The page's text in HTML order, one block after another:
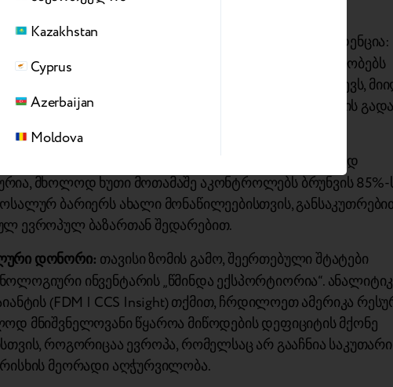
და სტრატეგიული ფაქტორები:
შესანარჩუნებლად:
გამოიკვეთა ახალი ტენდენცია:
სულ უფრო ხშირად ინახავენ აწყობილ მოწყობილობებს
პროგრამებისთვის. ეს მათ საშუალებას აძლევს,
მესამე მხარის საბითუმო მოვაჭრეებისთვის პარტიების
კონცენტრაცია (85/5):
რეგიონის ბაზარი უკიდურესად
მხოლოდ ხუთი მოთამაშე აკონტროლებს ბრუნვის 85%-
ბარიერს ახალი მონაწილეებისთვის,
ევროპულ ბაზართან შედარებით.
დონორი: თავისი ზომის გამო, შეერთებული შტატები
ინვენტარის „წმინდა ექსპორტიორია“.
(FDM | CCS Insight) თქმით, ჩრდილოეთ ამერიკა
მნიშვნელოვანი წყაროა მიწოდების დეფიციტის მქონე
როგორიცაა ევროპა, რომელსაც არ გააჩნია საკუთარი
მეორადი აღჭურვილობა.
Kazakhstan
Cyprus
Azerbaijan
Moldova